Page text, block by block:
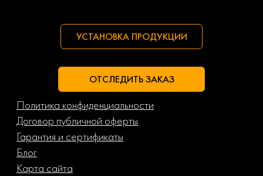
УСТАНОВКА ПРОДУКЦИИ
ОТСЛЕДИТЬ ЗАКАЗ
Политика конфиденциальности
Договор публичной оферты
Гарантия и сертификаты
Блог
Карта сайта